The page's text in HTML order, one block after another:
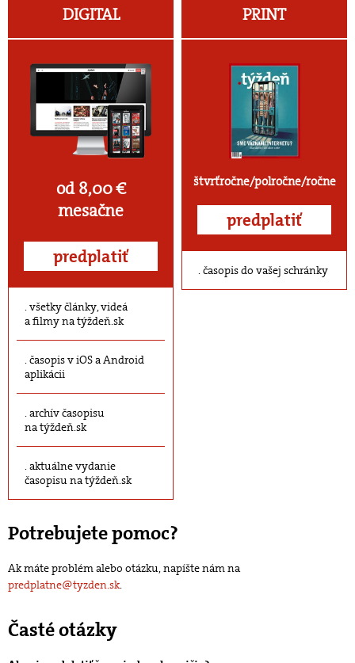
DIGITAL
od 8,00 €
mesačne
predplatiť
všetky články, videá
a filmy na týždeň.sk
časopis v iOS a Android
aplikácii
archív časopisu
na týždeň.sk
aktuálne vydanie
časopisu na týždeň.sk
PRINT
štvrťročne/polročne/ročne
predplatiť
časopis do vašej schránky
Potrebujete pomoc?
Ak máte problém alebo otázku, napíšte nám na
predplatne@tyzden.sk.
Časté otázky